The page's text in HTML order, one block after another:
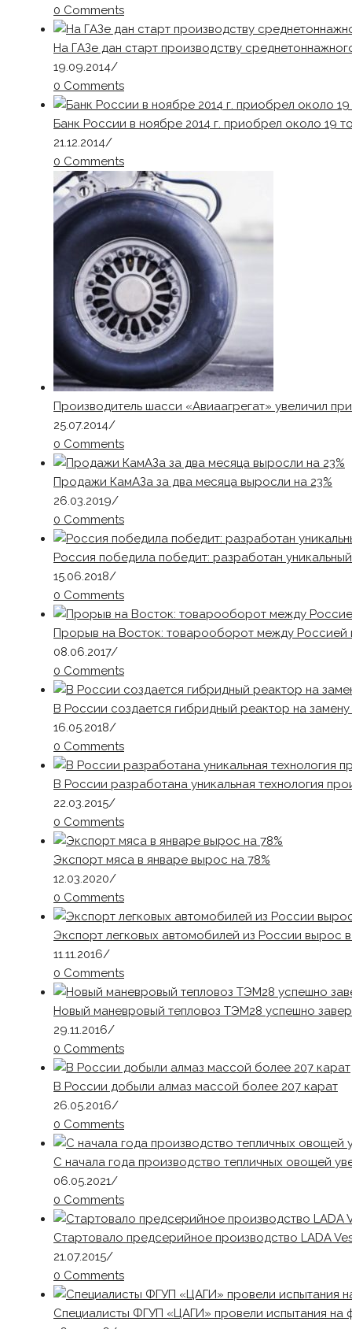
0 Comments
На ГАЗе дан старт производству
19.09.2014/
0 Comments
Банк России в ноябре 2014 г. приобрел около 19
21.12.2014/
0 Comments
Производитель шасси «Авиаагрегат» увеличил
25.07.2014/
0 Comments
Продажи КамАЗа за два месяца выросли на 23%
26.03.2019/
0 Comments
Россия победила победит: разработан
15.06.2018/
0 Comments
Прорыв на Восток: товарооборот между Россией
08.06.2017/
0 Comments
В России создается гибридный реактор на
16.05.2018/
0 Comments
В России разработана уникальная технология
22.03.2015/
0 Comments
Экспорт мяса в январе вырос на 78%
12.03.2020/
0 Comments
Экспорт легковых автомобилей из России вырос
11.11.2016/
0 Comments
Новый маневровый тепловоз ТЭМ28 успешно
29.11.2016/
0 Comments
В России добыли алмаз массой более 207 карат
26.05.2016/
0 Comments
С начала года производство тепличных овощей
06.05.2021/
0 Comments
Стартовало предсерийное производство LADA
21.07.2015/
0 Comments
Специалисты ФГУП «ЦАГИ» провели испытания на